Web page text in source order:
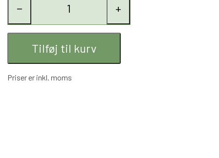
− +
Tilføj til kurv
Priser er inkl. moms